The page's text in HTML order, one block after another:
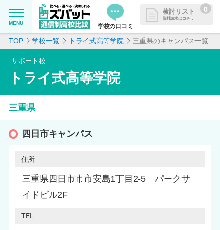
MENU 学校の口コミ
検討リスト
資料請求はコチラ
0
資料請求リストに追加しました
めて資料請求できます
MENU
学校を探したい
通信制高校について知りたい
掲載を希望される学校様へ
TOP 学校一覧 トライ式高等学院 三重県のキャンパス一覧
サポート校
トライ式高等学院
三重県
四日市キャンパス
住所
三重県四日市市市安島1丁目2-5 パークサ
イドビル2F
TEL